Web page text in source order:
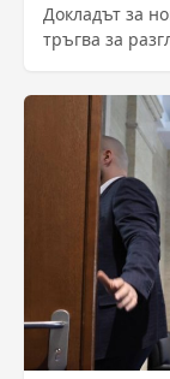
Докладът за
тръгва за